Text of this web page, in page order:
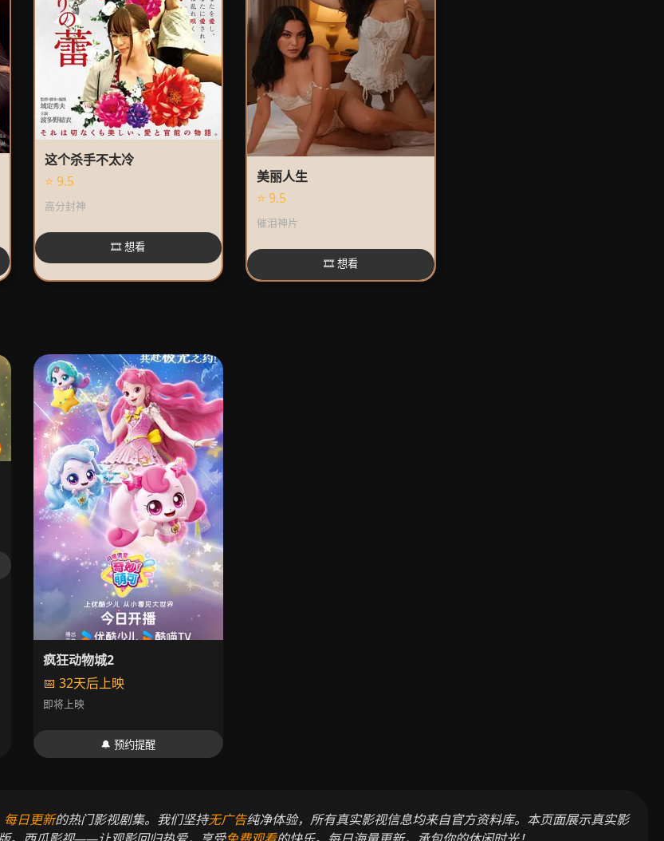
这个杀手不太冷
⭐ 9.5
高分封神
🎞️ 想看
美丽人生
⭐ 9.5
催泪神片
🎞️ 想看
疯狂动物城2
📅 32天后上映
即将上映
🔔 预约提醒
每日更新的热门影视剧集。我们坚持无广告纯净体验，所有真实影视信息均来自官方资料库。本页面展示真实影